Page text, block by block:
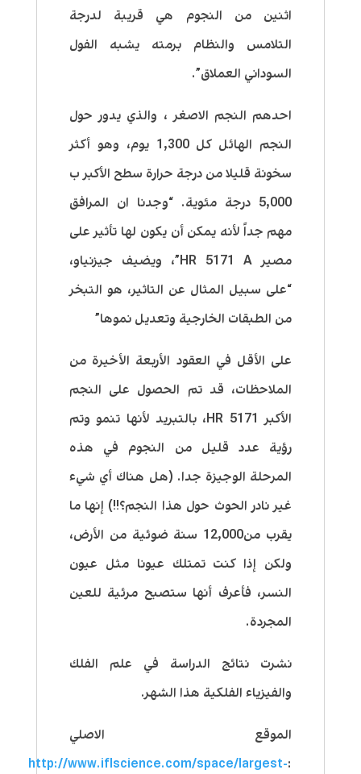
اثنين من النجوم هي قريبة لدرجة
التلامس والنظام برمته يشبه الفول
السوداني العملاق”.
احدهم النجم الاصغر ، والذي يدور حول
النجم الهائل كل 1,300 يوم، وهو أكثر
سخونة قليلا من درجة حرارة سطح الأكبر ب
5,000 درجة مئوية. “وجدنا ان المرافق
مهم جداً لأنه يمكن أن يكون لها تأثير على
مصير HR 5171 A”، ويضيف جيزنياو،
“على سبيل المثال عن التاثير، هو التبخر
من الطبقات الخارجية وتعديل نموها”
على الأقل في العقود الأربعة الأخيرة من
الملاحظات، قد تم الحصول على النجم
الأكبر HR 5171، بالتبريد لأنها تنمو وتم
رؤية عدد قليل من النجوم في هذه
المرحلة الوجيزة جدا. (هل هناك أي شيء
غير نادر الحوث حول هذا النجم؟!!) إنها ما
يقرب من12,000 سنة ضوئية من الأرض،
ولكن إذا كنت تمتلك عيونا مثل عيون
النسر، فأعرف أنها ستصبح مرئية للعين
المجردة.
نشرت نتائج الدراسة في علم الفلك
والفيزياء الفلكية هذا الشهر.
الموقع الاصلي
:
http://www.iflscience.com/space/largest-